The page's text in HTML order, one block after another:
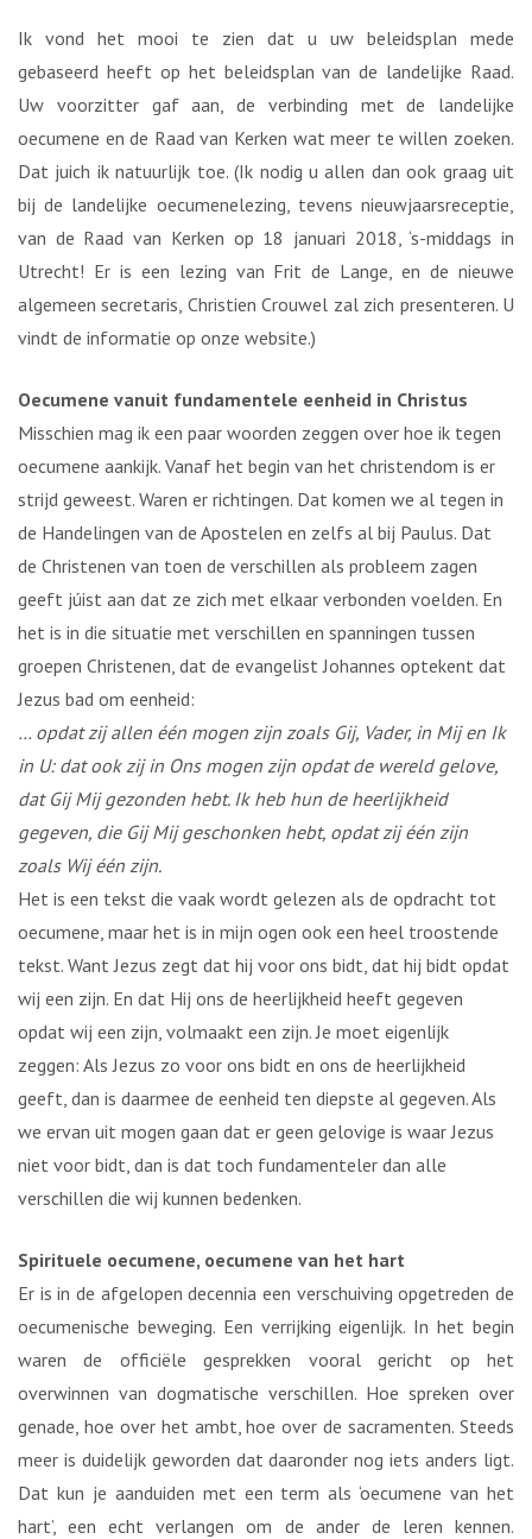
Ik vond het mooi te zien dat u uw beleidsplan mede
gebaseerd heeft op het beleidsplan van de landelijke Raad.
Uw voorzitter gaf aan, de verbinding met de landelijke
oecumene en de Raad van Kerken wat meer te willen zoeken.
Dat juich ik natuurlijk toe. (Ik nodig u allen dan ook graag uit
bij de landelijke oecumenelezing, tevens nieuwjaarsreceptie,
van de Raad van Kerken op 18 januari 2018, ‘s-middags in
Utrecht! Er is een lezing van Frit de Lange, en de nieuwe
algemeen secretaris, Christien Crouwel zal zich presenteren. U
vindt de informatie op onze website.)
Oecumene vanuit fundamentele eenheid in Christus
Misschien mag ik een paar woorden zeggen over hoe ik tegen
oecumene aankijk. Vanaf het begin van het christendom is er
strijd geweest. Waren er richtingen. Dat komen we al tegen in
de Handelingen van de Apostelen en zelfs al bij Paulus. Dat
de Christenen van toen de verschillen als probleem zagen
geeft júist aan dat ze zich met elkaar verbonden voelden. En
het is in die situatie met verschillen en spanningen tussen
groepen Christenen, dat de evangelist Johannes optekent dat
Jezus bad om eenheid:
… opdat zij allen één mogen zijn zoals Gij, Vader, in Mij en Ik
in U: dat ook zij in Ons mogen zijn opdat de wereld gelove,
dat Gij Mij gezonden hebt. Ik heb hun de heerlijkheid
gegeven, die Gij Mij geschonken hebt, opdat zij één zijn
zoals Wij één zijn.
Het is een tekst die vaak wordt gelezen als de opdracht tot
oecumene, maar het is in mijn ogen ook een heel troostende
tekst. Want Jezus zegt dat hij voor ons bidt, dat hij bidt opdat
wij een zijn. En dat Hij ons de heerlijkheid heeft gegeven
opdat wij een zijn, volmaakt een zijn. Je moet eigenlijk
zeggen: Als Jezus zo voor ons bidt en ons de heerlijkheid
geeft, dan is daarmee de eenheid ten diepste al gegeven. Als
we ervan uit mogen gaan dat er geen gelovige is waar Jezus
niet voor bidt, dan is dat toch fundamenteler dan alle
verschillen die wij kunnen bedenken.
Spirituele oecumene, oecumene van het hart
Er is in de afgelopen decennia een verschuiving opgetreden de
oecumenische beweging. Een verrijking eigenlijk. In het begin
waren de officiële gesprekken vooral gericht op het
overwinnen van dogmatische verschillen. Hoe spreken over
genade, hoe over het ambt, hoe over de sacramenten. Steeds
meer is duidelijk geworden dat daaronder nog iets anders ligt.
Dat kun je aanduiden met een term als ‘oecumene van het
hart’, een echt verlangen om de ander de leren kennen.